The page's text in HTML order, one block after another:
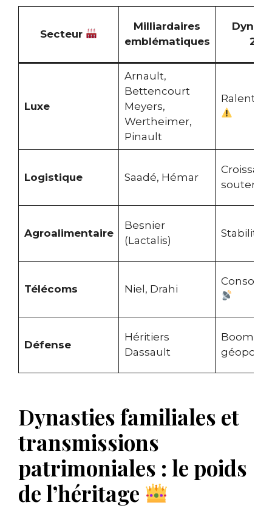
Secteur
Milliardaires
emblématiques
Luxe
Arnault,
Bettencourt
Meyers,
Wertheimer,
Pinault
Logistique Saadé, Hémar
Agroalimentaire
Besnier
(Lactalis)
Stabilité
Télécoms Niel, Drahi
Défense
Héritiers
Dassault
Boom
Dynasties familiales et
transmissions
patrimoniales : le poids
de l’héritage